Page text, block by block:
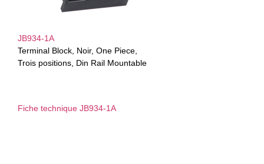
JB934-1A
Terminal Block, Noir, One Piece,
Trois positions, Din Rail Mountable
Fiche technique JB934-1A